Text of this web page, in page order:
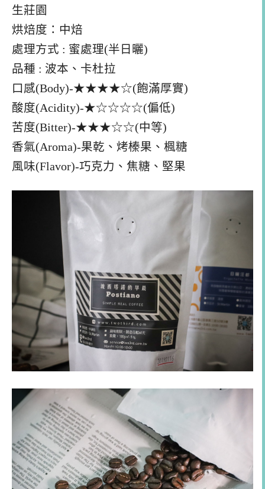
生莊園
烘焙度：中焙
處理方式 : 蜜處理(半日曬)
品種 : 波本、卡杜拉
口感(Body)-★★★★☆(飽滿厚實)
酸度(Acidity)-★☆☆☆☆(偏低)
苦度(Bitter)-★★★☆☆(中等)
香氣(Aroma)-果乾、烤榛果、楓糖
風味(Flavor)-巧克力、焦糖、堅果